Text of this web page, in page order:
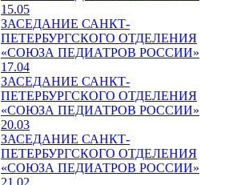
15.05
ЗАСЕДАНИЕ САНКТ-
ПЕТЕРБУРГСКОГО ОТДЕЛЕНИЯ
«СОЮЗА ПЕДИАТРОВ РОССИИ»
17.04
ЗАСЕДАНИЕ САНКТ-
ПЕТЕРБУРГСКОГО ОТДЕЛЕНИЯ
«СОЮЗА ПЕДИАТРОВ РОССИИ»
20.03
ЗАСЕДАНИЕ САНКТ-
ПЕТЕРБУРГСКОГО ОТДЕЛЕНИЯ
«СОЮЗА ПЕДИАТРОВ РОССИИ»
21.02